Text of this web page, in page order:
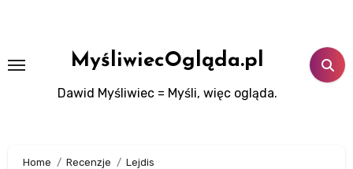
MyśliwiecOgląda.pl
Dawid Myśliwiec = Myśli, więc ogląda.
Home Recenzje Lejdis